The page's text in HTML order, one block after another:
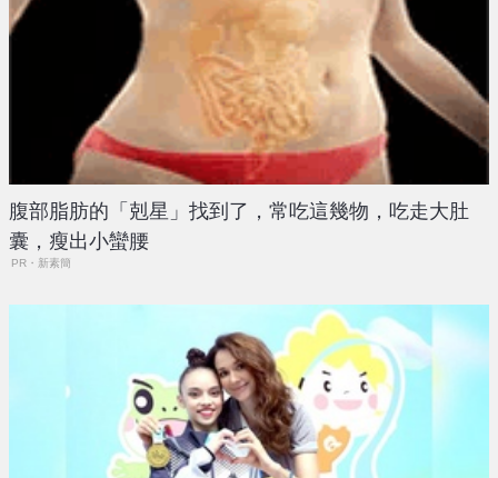
腹部脂肪的「剋星」找到了，常吃這幾物，吃走大肚
囊，瘦出小蠻腰
PR・新素簡